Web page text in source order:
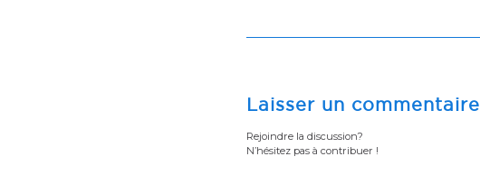
Laisser un commentaire
Rejoindre la discussion?
N’hésitez pas à contribuer !